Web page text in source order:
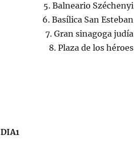
5. Balneario Széchenyi
6. Basílica San Esteban
7. Gran sinagoga judía
8. Plaza de los héroes
DIA1